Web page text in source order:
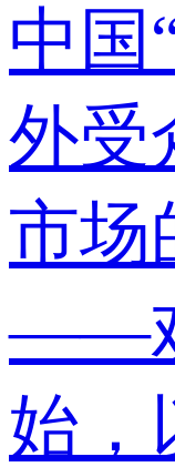
中国
外受
市场
——
始，